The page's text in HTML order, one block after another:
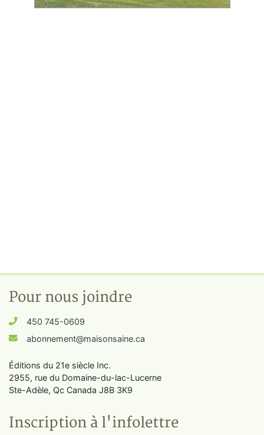
Pour nous joindre
450 745-0609
abonnement@maisonsaine.ca
Éditions du 21e siècle Inc.
2955, rue du Domaine-du-lac-Lucerne
Ste-Adèle, Qc Canada J8B 3K9
Inscription à l'infolettre